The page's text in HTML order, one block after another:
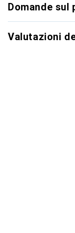
Domande sul
Valutazioni